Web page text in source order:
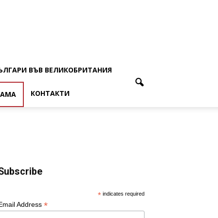
ВЪВ ВЕЛИКОБРИТАНИЯ
КОНТАКТИ
* indicates required
Address *